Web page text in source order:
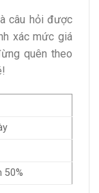
câu hỏi được
xác mức giá
quên theo
50%